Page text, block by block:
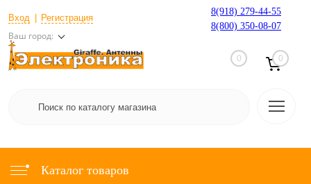
Вход Регистрация
Ваш город:
8(918) 279-44-55
8(800) 350-08-07
0 0
Каталог товаров